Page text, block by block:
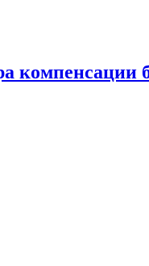
компенсации